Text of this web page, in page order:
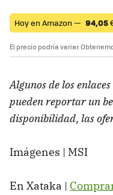
Hoy en Amazon — 94,05
El precio podría variar.
Algunos de los
pueden reportar un
disponibilidad, las
Imágenes | MSI
En Xataka |